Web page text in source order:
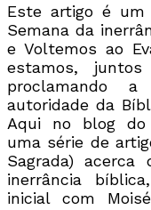
Este artigo é um
Semana da
e Voltemos ao
estamos,
proclamando
autoridade da
Aqui no blog do
uma série de
Sagrada)
inerrância
inicial com